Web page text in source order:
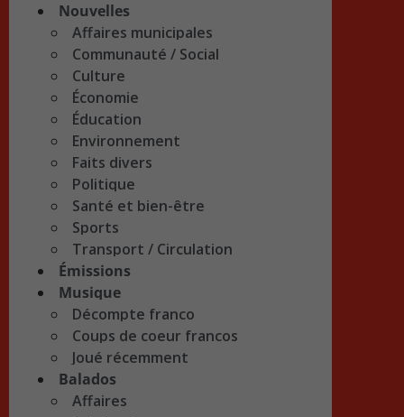
Nouvelles
Affaires municipales
Communauté / Social
Culture
Économie
Éducation
Environnement
Faits divers
Politique
Santé et bien-être
Sports
Transport / Circulation
Émissions
Musique
Décompte franco
Coups de coeur francos
Joué récemment
Balados
Affaires